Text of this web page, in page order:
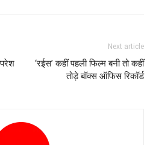
Next article
‘रईस’ कहीं पहली फिल्‍म बनी तो कहीं
तोड़े बॉक्‍स ऑफिस रिकॉर्ड